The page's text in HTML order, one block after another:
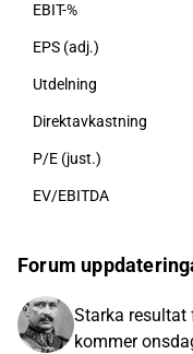
EBIT-%
EPS (adj.)
Utdelning
Direktavkastning
P/E (just.)
EV/EBITDA
Forum
Starka resultat
kommer